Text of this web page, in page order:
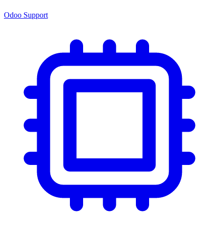
Odoo Support